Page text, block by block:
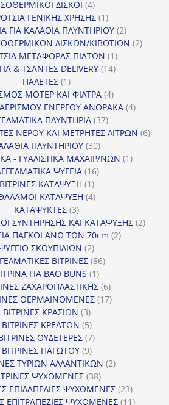
ΔΙΣΚΟΙ 44
προϊόντα
ΓΕΝΙΚΗΣ ΧΡΗΣΗΣ 11
προϊόν
ΓΙΑ ΚΑΛΑΘΙΑ ΠΛΥΝΤΗΡΙΟΥ 22
προϊόντα
ΔΙΣΚΩΝ/ΚΙΒΩΤΙΩΝ 22
ΜΕΤΑΦΟΡΑΣ ΠΙΑΤΩΝ 11
προϊόν
& ΤΣΑΝΤΕΣ DELIVERY 1414
ΠΑΛΕΤΕΣ 11
προϊόν
ΜΟΤΕΡ ΚΑΙ ΦΙΛΤΡΑ 44
προϊόντα
ΕΝΕΡΓΟΥ ΑΝΘΡΑΚΑ 44
ΠΛΥΝΤΗΡΙΑ 3737
προϊόντα
ΝΕΡΟΥ ΚΑΙ ΜΕΤΡΗΤΕΣ ΛΙΤΡΩΝ 66
ΠΛΥΝΤΗΡΙΟΥ 3030
προϊόντα
- ΓΥΑΛΙΣΤΙΚΑ ΜΑΧΑΙΡ/ΝΩΝ 11
ΨΥΓΕΙΑ 1616
ΒΙΤΡΙΝΕΣ ΚΑΤΑΨΥΞΗ 11
προϊόν
ΚΑΤΑΨΥΞΗ 44
ΚΑΤΑΨΥΚΤΕΣ 33
προϊόντα
ΣΥΝΤΗΡΗΣΗΣ ΚΑΙ ΚΑΤΑΨΥΞΗΣ 22
ΠΑΓΚΟΙ ΑΝΩ ΤΩΝ 70cm 22
ΣΚΟΥΠΙΔΙΩΝ 22
προϊόντα
ΒΙΤΡΙΝΕΣ 8686
ΓΙΑ BAO BUNS 11
προϊόν
ΖΑΧΑΡΟΠΛΑΣΤΙΚΗΣ 66
προϊόντα
ΘΕΡΜΑΙΝΟΜΕΝΕΣ 1717
ΒΙΤΡΙΝΕΣ ΚΡΑΣΙΩΝ 33
προϊόντα
ΒΙΤΡΙΝΕΣ ΚΡΕΑΤΩΝ 55
προϊόντα
ΟΥΔΕΤΕΡΕΣ 77
ΒΙΤΡΙΝΕΣ ΠΑΓΩΤΟΥ 99
προϊόντα
ΤΥΡΙΩΝ ΑΛΛΑΝΤΙΚΩΝ 22
ΨΥΧΟΜΕΝΕΣ 3838
προϊόντα
ΕΠΙΔΑΠΕΔΙΕΣ ΨΥΧΟΜΕΝΕΣ 2323
προϊόντα
ΕΠΙΤΡΑΠΕΖΙΕΣ ΨΥΧΟΜΕΝΕΣ 1111